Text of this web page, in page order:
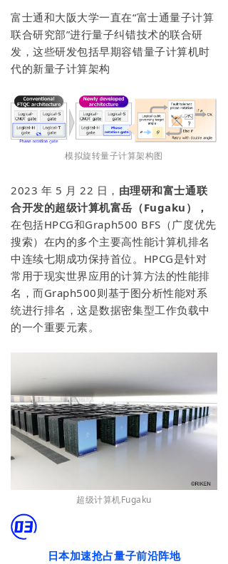
富士通和大阪大学一直在“富士通量子计算
联合研究部”进行量子纠错技术的联合研
发，这些研发包括早期容错量子计算机时
代的新量子计算架构
模拟旋转量子计算架构图
2023 年 5 月 22 日， 由理研和富士通联
合开发的超级计算机富岳（Fugaku），
在包括HPCG和Graph500 BFS（广度优先
搜索）在内的多个主要高性能计算机排名
中连续七期成功保持首位。HPCG是针对
常用于现实世界应用的计算方法的性能排
名，而Graph500则基于图分析性能对系
统进行排名，这是数据密集型工作负载中
的一个重要元素。
超级计算机Fugaku
日本加速抢占量子前沿阵地